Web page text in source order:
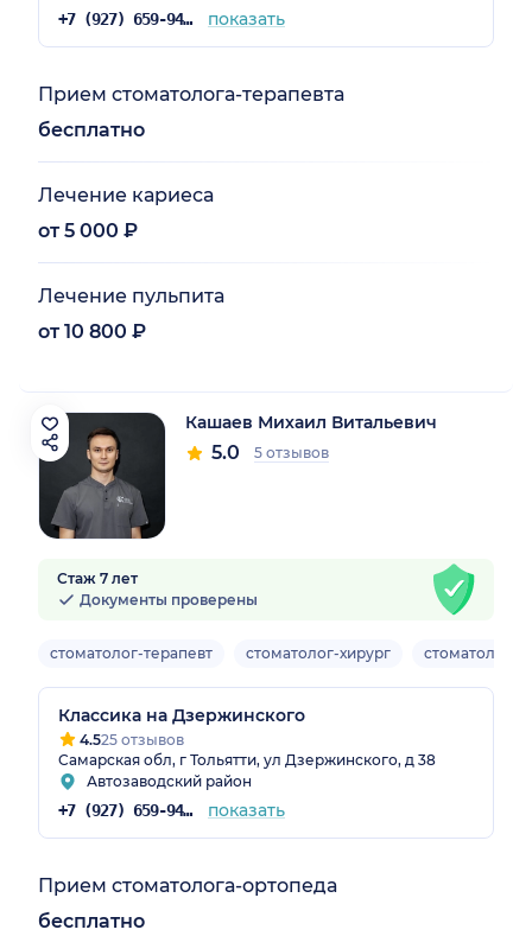
+7 (927) 659-94-00 показать
Прием стоматолога-терапевта
бесплатно
Лечение кариеса
от 5 000 ₽
Лечение пульпита
от 10 800 ₽
Кашаев Михаил Витальевич
5.0 5 отзывов
Стаж 7 лет
Документы проверены
стоматолог-терапевт стоматолог-хирург стоматолог-
Классика на Дзержинского
4.525 отзывов
Самарская обл, г Тольятти, ул Дзержинского, д 38
Автозаводский район
+7 (927) 659-94-00 показать
Прием стоматолога-ортопеда
бесплатно